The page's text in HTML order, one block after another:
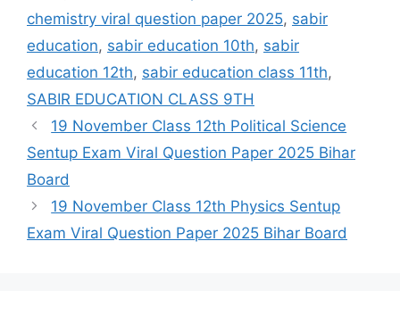
chemistry viral question paper 2025, sabir
education, sabir education 10th, sabir
education 12th, sabir education class 11th,
SABIR EDUCATION CLASS 9TH
19 November Class 12th Political Science
Sentup Exam Viral Question Paper 2025 Bihar
Board
19 November Class 12th Physics Sentup
Exam Viral Question Paper 2025 Bihar Board